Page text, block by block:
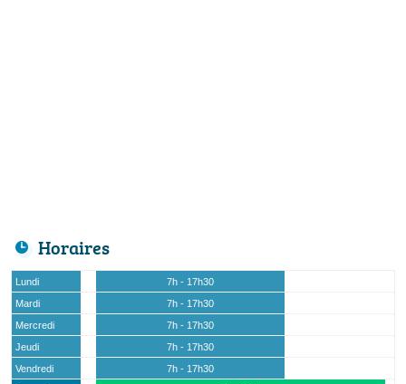
Horaires
Lundi
7h - 17h30
Mardi
7h - 17h30
Mercredi
7h - 17h30
Jeudi
7h - 17h30
Vendredi
7h - 17h30